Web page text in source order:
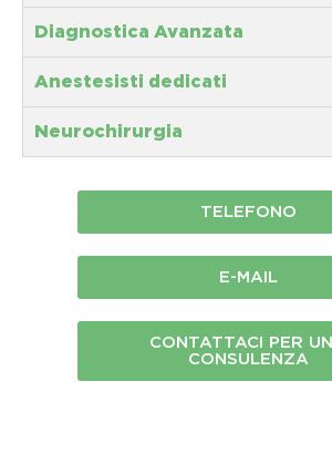
Diagnostica Avanzata
Anestesisti dedicati
Neurochirurgia
TELEFONO
E-MAIL
CONTATTACI PER
CONSULENZA